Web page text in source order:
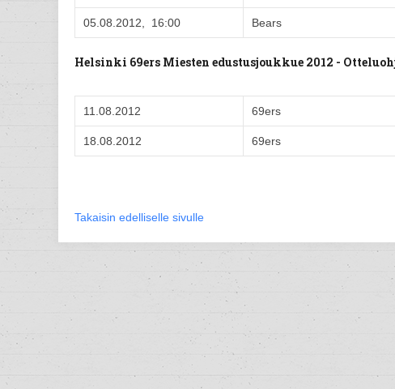
05.08.2012, 16:00 Bears
Helsinki 69ers Miesten edustusjoukkue 2012 -
11.08.2012 69ers
18.08.2012 69ers
Takaisin edelliselle sivulle